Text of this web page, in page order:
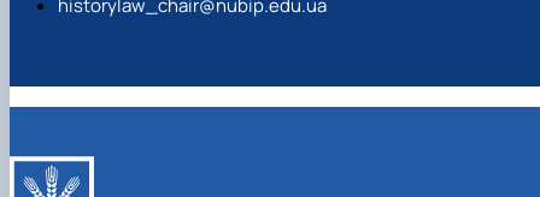
historylaw_chair@nubip.edu.ua